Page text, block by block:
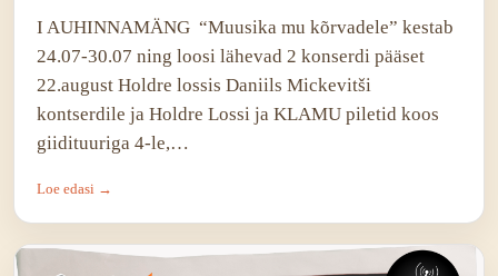
I AUHINNAMÄNG “Muusika mu kõrvadele” kestab
24.07-30.07 ning loosi lähevad 2 konserdi pääset
22.august Holdre lossis Daniils Mickevitši
kontserdile ja Holdre Lossi ja KLAMU piletid koos
giidituuriga 4-le,…
Loe edasi →